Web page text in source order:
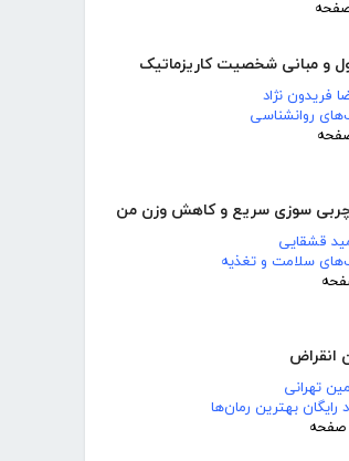
و مبانی شخصیت کاریزماتیک
فریدون نژاد
روانشناسی
چربی سوزی سریع و کاهش وزن من
قشقایی
سلامت و تغذیه
انقراض
تهرانی
رایگان بهترین رمان‌ها